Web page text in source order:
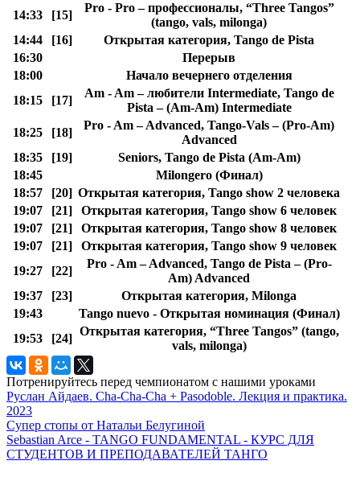
14:33
[15]
Pro - Pro – профессионалы, “Three Tangos”
(tango, vals, milonga)
14:44
[16]
Открытая категория, Tango de Pista
16:30
Перерыв
18:00
Начало вечернего отделения
18:15
[17]
Am - Am – любители Intermediate, Tango de
Pista – (Am-Am) Intermediate
18:25
[18]
Pro - Am – Advanced, Tango-Vals – (Pro-Am)
Advanced
18:35
[19]
Seniors, Tango de Pista (Am-Am)
18:45
Milongero (Финал)
18:57
[20] Открытая категория, Tango show 2 человека
19:07
[21]
Открытая категория, Tango show 6 человек
19:07
[21]
Открытая категория, Tango show 8 человек
19:07
[21]
Открытая категория, Tango show 9 человек
19:27
[22]
Pro - Am – Advanced, Tango de Pista – (Pro-
Am) Advanced
19:37
[23]
Открытая категория, Milonga
19:43
Tango nuevo - Открытая номинация (Финал)
19:53
[24]
Открытая категория, “Three Tangos” (tango,
vals, milonga)
Потренируйтесь перед чемпионатом с нашими уроками
Руслан Айдаев. Cha-Cha-Cha + Pasodoble. Лекция и практика.
2023
Супер стопы от Натальи Белугиной
Sebastian Arce - TANGO FUNDAMENTAL - КУРС ДЛЯ
СТУДЕНТОВ И ПРЕПОДАВАТЕЛЕЙ ТАНГО